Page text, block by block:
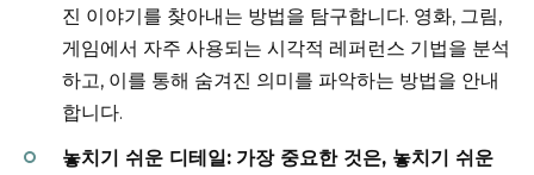
진 이야기를 찾아내는 방법을 탐구합니다. 영화, 그림,
게임에서 자주 사용되는 시각적 레퍼런스 기법을 분석
하고, 이를 통해 숨겨진 의미를 파악하는 방법을 안내
합니다.
놓치기 쉬운 디테일: 가장 중요한 것은, 놓치기 쉬운